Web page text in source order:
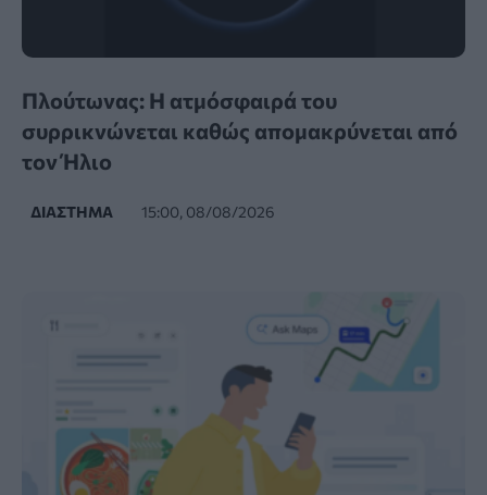
Πλούτωνας: Η ατμόσφαιρά του
συρρικνώνεται καθώς απομακρύνεται από
τον Ήλιο
ΔΙΆΣΤΗΜΑ 15:00, 08/08/2026